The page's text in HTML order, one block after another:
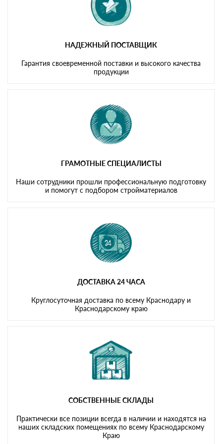
НАДЕЖНЫЙ ПОСТАВЩИК
Гарантия своевременной поставки и высокого качества
продукции
ГРАМОТНЫЕ СПЕЦИАЛИСТЫ
Наши сотрудники прошли профессиональную подготовку
и помогут с подбором стройматериалов
ДОСТАВКА 24 ЧАСА
Круглосуточная доставка по всему Краснодару и
Краснодарскому краю
СОБСТВЕННЫЕ СКЛАДЫ
Практически все позиции всегда в наличии и находятся на
наших складских помещениях по всему Краснодарскому
Краю